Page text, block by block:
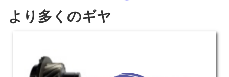
より多くのギヤ